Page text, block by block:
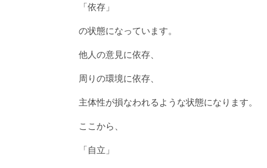
「依存」
の状態になっています。
他人の意見に依存、
周りの環境に依存、
主体性が損なわれるような状態になります。
ここから、
「自立」